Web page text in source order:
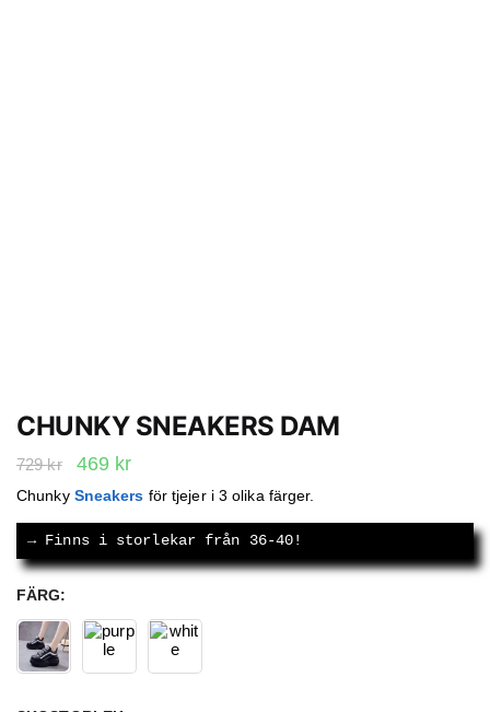
CHUNKY SNEAKERS DAM
729kr
Det
ursprungliga
priset
var:
729 kr.
469 krDet
nuvarande
priset
är:
469 kr.
Chunky Sneakers för tjejer i 3 olika färger.
→ Finns i storlekar från 36-40!
FÄRG: